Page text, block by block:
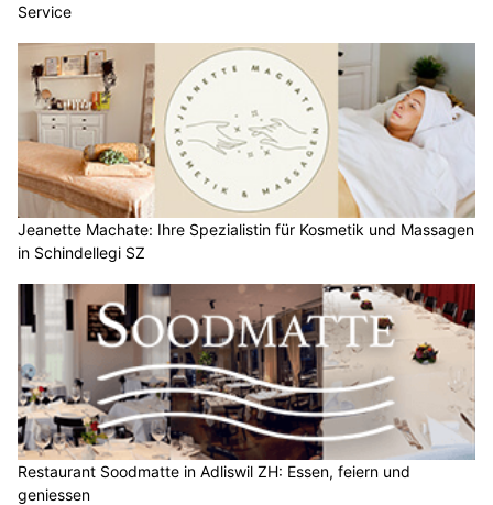
Service
Jeanette Machate: Ihre Spezialistin für Kosmetik und Massagen
in Schindellegi SZ
Restaurant Soodmatte in Adliswil ZH: Essen, feiern und
geniessen